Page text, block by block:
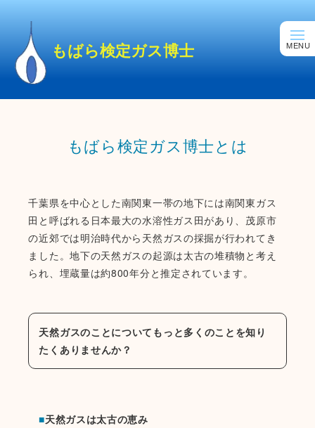
もばら検定ガス博士
もばら検定ガス博士とは
千葉県を中心とした南関東一帯の地下には南関東ガス
田と呼ばれる日本最大の水溶性ガス田があり、茂原市
の近郊では明治時代から天然ガスの採掘が行われてき
ました。地下の天然ガスの起源は太古の堆積物と考え
られ、埋蔵量は約800年分と推定されています。
天然ガスのことについてもっと多くのことを知り
たくありませんか？
■天然ガスは太古の恵み